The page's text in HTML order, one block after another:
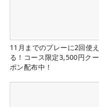
11月までのプレーに2回使え
る！コース限定3,500円クー
ポン配布中！